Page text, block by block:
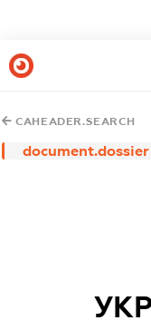
CAHEADER.SEARCH
document.dossier